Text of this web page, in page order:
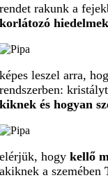
rendet rakunk a
korlátozó
képes leszel arra,
rendszerben:
kiknek és hogyan
elérjük, hogykellő
akiknek a szemében